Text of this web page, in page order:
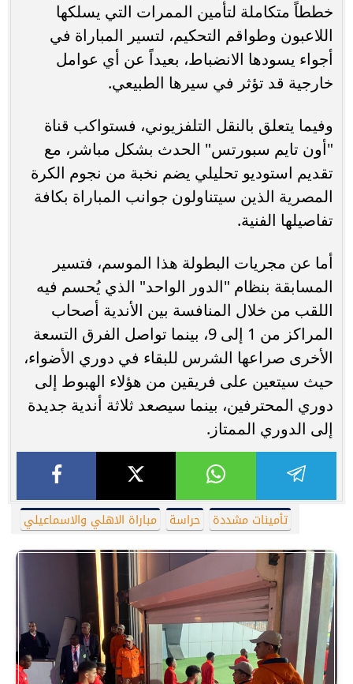
خططاً متكاملة لتأمين الممرات التي يسلكها
اللاعبون وطواقم التحكيم، لتسير المباراة في
أجواء يسودها الانضباط، بعيداً عن أي عوامل
خارجية قد تؤثر في سيرها الطبيعي.
وفيما يتعلق بالنقل التلفزيوني، فستواكب قناة
"أون تايم سبورتس" الحدث بشكل مباشر، مع
تقديم استوديو تحليلي يضم نخبة من نجوم الكرة
المصرية الذين سيتناولون جوانب المباراة بكافة
تفاصيلها الفنية.
أما عن مجريات البطولة هذا الموسم، فتسير
المسابقة بنظام "الدور الواحد" الذي يُحسم فيه
اللقب من خلال المنافسة بين الأندية أصحاب
المراكز من 1 إلى 9، بينما تواصل الفرق التسعة
الأخرى صراعها الشرس للبقاء في دوري الأضواء،
حيث سيتعين على فريقين من هؤلاء الهبوط إلى
دوري المحترفين، بينما سيصعد ثلاثة أندية جديدة
إلى الدوري الممتاز.
تأمينات مشددة حراسة مباراة الاهلي والاسماعيلي